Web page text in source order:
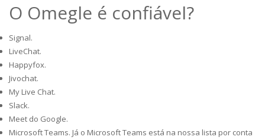
O Omegle é confiável?
Signal.
LiveChat.
Happyfox.
Jivochat.
My Live Chat.
Slack.
Meet do Google.
Microsoft Teams. Já o Microsoft Teams está na nossa lista por conta